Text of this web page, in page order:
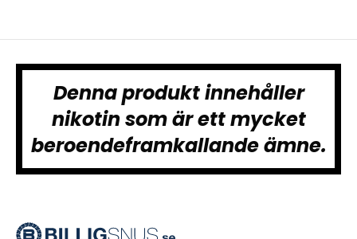
Denna produkt innehåller
nikotin som är ett mycket
beroendeframkallande ämne.